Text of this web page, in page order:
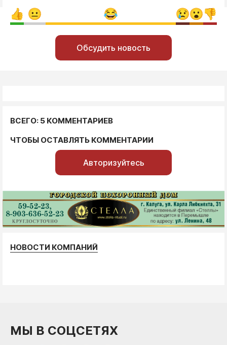
Обсудить новость
ВСЕГО: 5 КОММЕНТАРИЕВ
ЧТОБЫ ОСТАВЛЯТЬ КОММЕНТАРИИ
Авторизуйтесь
НОВОСТИ КОМПАНИЙ
МЫ В СОЦСЕТЯХ